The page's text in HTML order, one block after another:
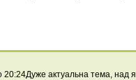
20:24Дуже актуальна тема, над